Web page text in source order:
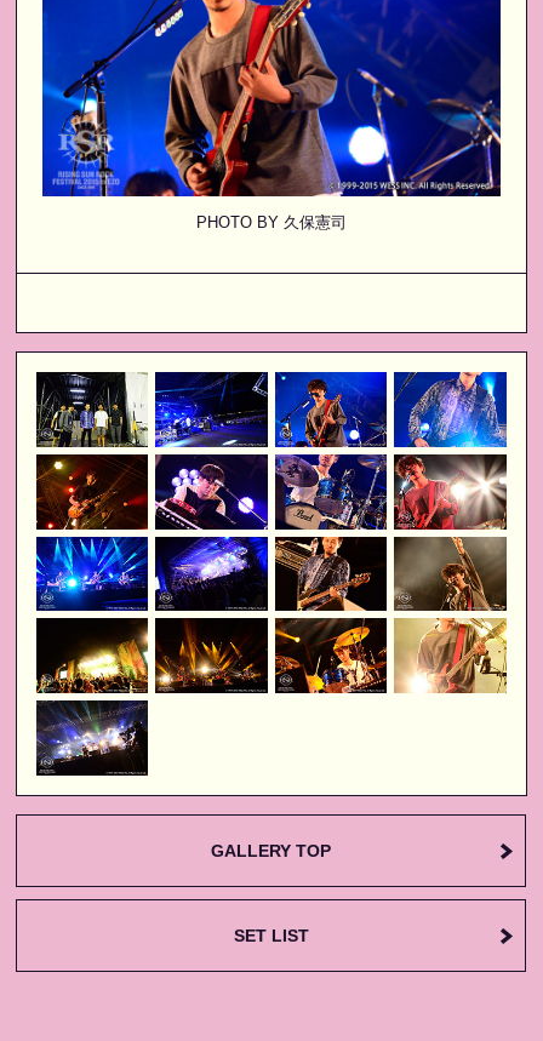
PHOTO BY 久保憲司
GALLERY TOP
SET LIST